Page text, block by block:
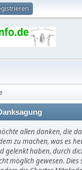
allen danken, die
zu machen, was es
gelenkt haben, durch
möglich gewesen. Dies